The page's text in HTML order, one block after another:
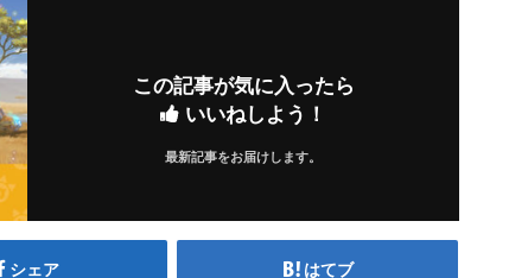
この記事が気に入ったら
いいねしよう！
最新記事をお届けします。
シェア はてブ